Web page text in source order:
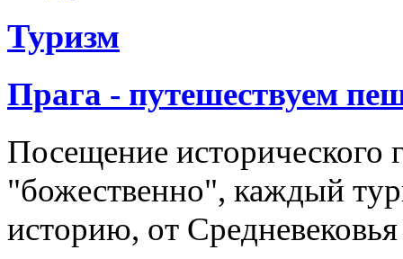
Туризм
Прага - путешествуем
Посещение исторического
"божественно", каждый
историю, от